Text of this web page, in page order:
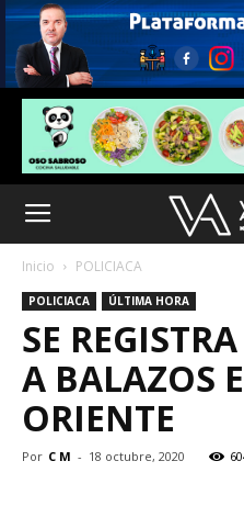
Inicio POLICIACA
POLICIACA ÚLTIMA HORA
SE
A BALAZOS
ORIENTE
Por C M - 18 octubre, 2020